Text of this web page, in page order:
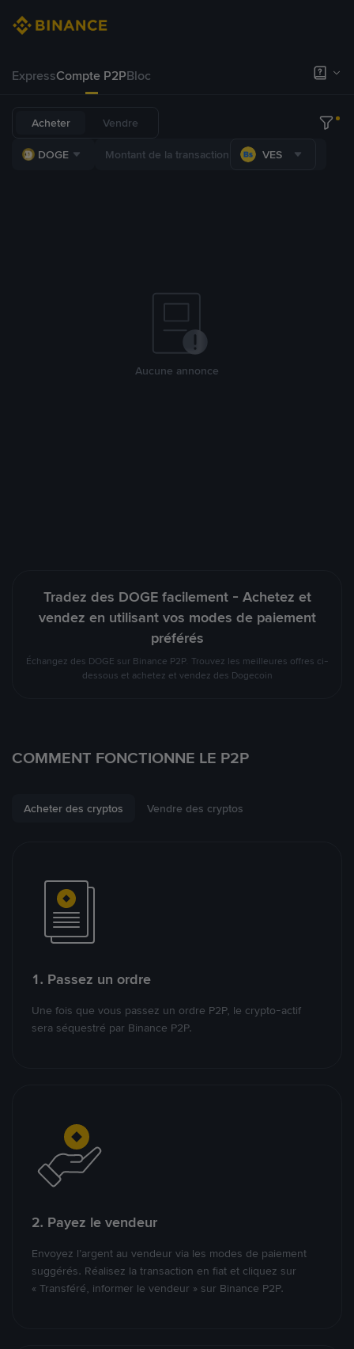
ExpressCompte P2PBloc
Acheter Vendre
DOGE VES
Aucune annonce
Tradez des DOGE facilement - Achetez et
vendez en utilisant vos modes de paiement
préférés
Échangez des DOGE sur Binance P2P. Trouvez les meilleures offres ci-
dessous et achetez et vendez des Dogecoin
COMMENT FONCTIONNE LE P2P
Acheter des cryptos Vendre des cryptos
1. Passez un ordre
Une fois que vous passez un ordre P2P, le crypto-actif
sera séquestré par Binance P2P.
2. Payez le vendeur
Envoyez l’argent au vendeur via les modes de paiement
suggérés. Réalisez la transaction en fiat et cliquez sur
« Transféré, informer le vendeur » sur Binance P2P.